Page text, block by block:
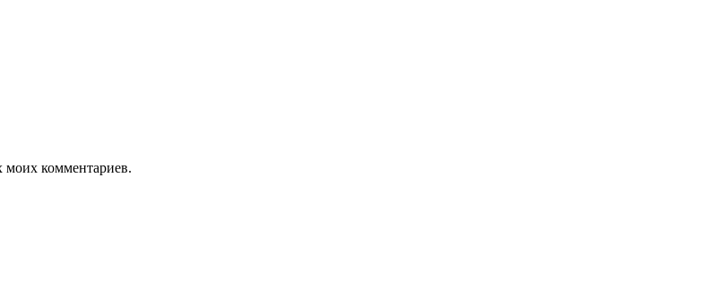
моих комментариев.